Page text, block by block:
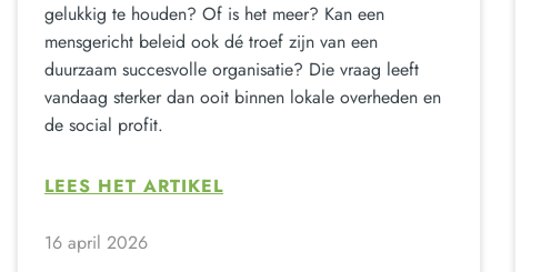
gelukkig te houden? Of is het meer? Kan een
mensgericht beleid ook dé troef zijn van een
duurzaam succesvolle organisatie? Die vraag leeft
vandaag sterker dan ooit binnen lokale overheden en
de social profit.
LEES HET ARTIKEL
16 april 2026